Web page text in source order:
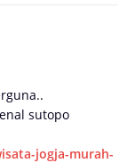
sutopo
jogja-murah-